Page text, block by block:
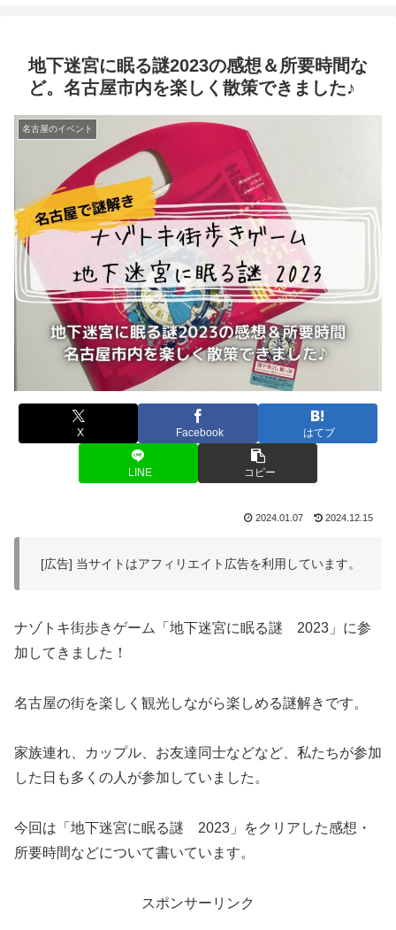
地下迷宮に眠る謎2023の感想＆所要時間な
ど。名古屋市内を楽しく散策できました♪
名古屋のイベント
X Facebook はてブ
LINE コピー
2024.01.07 2024.12.15
[広告] 当サイトはアフィリエイト広告を利用しています。
ナゾトキ街歩きゲーム「地下迷宮に眠る謎 2023」に参
加してきました！
名古屋の街を楽しく観光しながら楽しめる謎解きです。
家族連れ、カップル、お友達同士などなど、私たちが参加
した日も多くの人が参加していました。
今回は「地下迷宮に眠る謎 2023」をクリアした感想・
所要時間などについて書いています。
スポンサーリンク